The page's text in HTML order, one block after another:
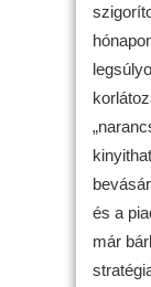
és a
már